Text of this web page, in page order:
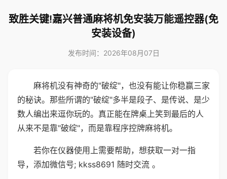
致胜关键!嘉兴普通麻将机免安装万能遥控器(免
安装设备)
发布时间：2026年08月07日
麻将机没有神奇的"破绽"，也没有能让你稳赢三家
的秘诀。那些所谓的"破绽"多半是段子、是传说、是少
数人编出来逗你玩的。真正能在牌桌上笑到最后的人
从来不是靠"破绽"，而是靠程序控牌麻将机。
若你在仪器使用上需要帮助，想获取一对一指
导，添加微信号; kkss8691 随时交流 。